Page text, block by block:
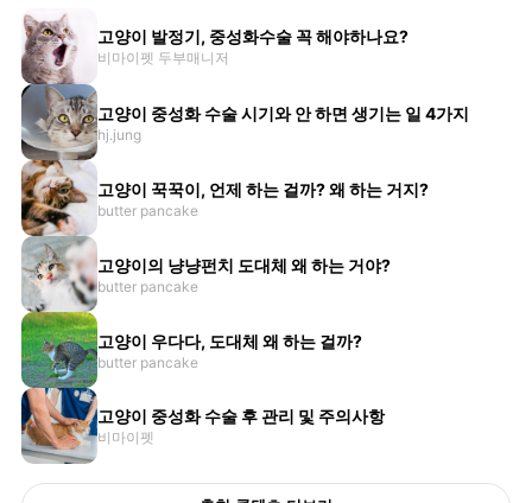
고양이 발정기, 중성화수술 꼭 해야하나요?
비마이펫 두부매니저
고양이 중성화 수술 시기와 안 하면 생기는 일 4가지
hj.jung
고양이 꾹꾹이, 언제 하는 걸까? 왜 하는 거지?
butter pancake
고양이의 냥냥펀치 도대체 왜 하는 거야?
butter pancake
고양이 우다다, 도대체 왜 하는 걸까?
butter pancake
고양이 중성화 수술 후 관리 및 주의사항
비마이펫